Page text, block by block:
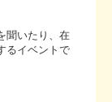
聞いたり、在
るイベントで